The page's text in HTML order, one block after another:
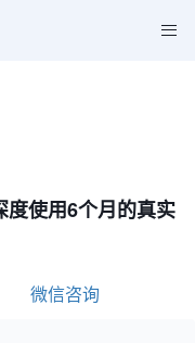
使用6个月的真实
微信咨询